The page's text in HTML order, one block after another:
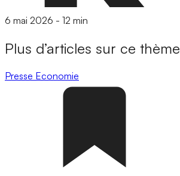
6 mai 2026 - 12 min
Plus d’articles sur ce thème
Presse Economie